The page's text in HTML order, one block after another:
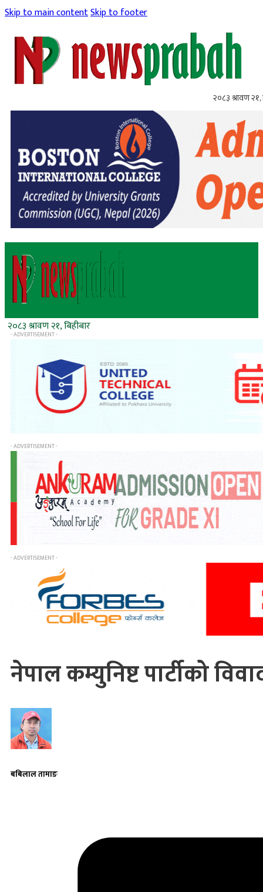
Skip to main contentSkip to footer
२०८३ श्रावण २१,
२०८३ श्रावण २१, बिहीबार
- ADVERTISEMENT -
- ADVERTISEMENT -
- ADVERTISEMENT -
नेपाल कम्युनिष्ट पार्टीको
बबिलाल तामाङ